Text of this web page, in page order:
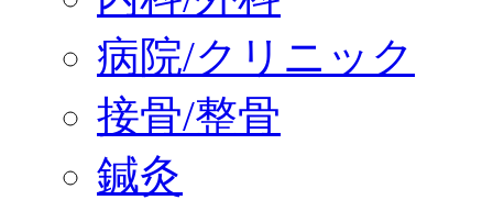
病院/クリニック
接骨/整骨
鍼灸